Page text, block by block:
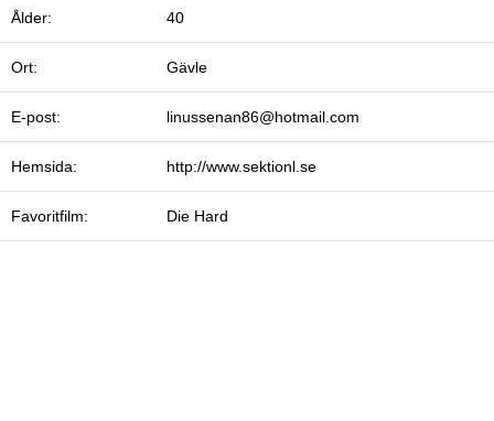
Ålder: 40
Ort: Gävle
E-post: linussenan86@hotmail.com
Hemsida: http://www.sektionl.se
Favoritfilm: Die Hard